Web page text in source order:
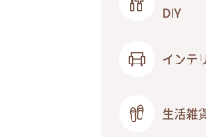
DIY
インテ
生活雑